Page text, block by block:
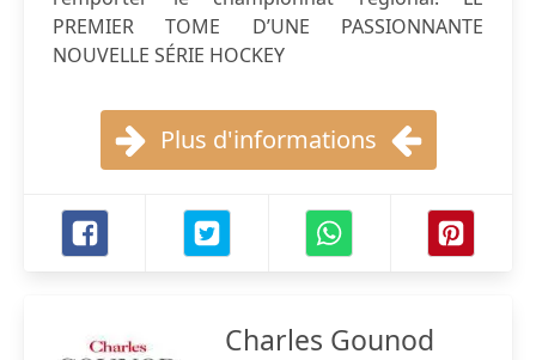
PREMIER TOME D’UNE PASSIONNANTE
NOUVELLE SÉRIE HOCKEY
Plus d'informations
Charles Gounod